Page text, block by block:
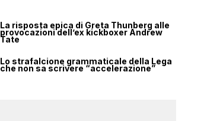
La risposta epica di Greta Thunberg alle
provocazioni dell’ex kickboxer Andrew
Tate
Lo strafalcione grammaticale della Lega
che non sa scrivere “accelerazione”